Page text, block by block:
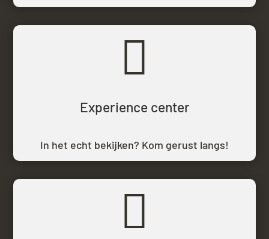

Experience center
In het echt bekijken? Kom gerust langs!
